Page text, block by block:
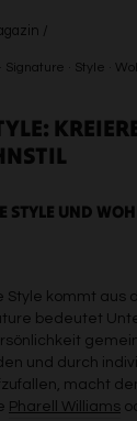
/
Signature Style
STYLE UND
Style kommt aus
bedeutet
und durch
macht
Pharell Williams